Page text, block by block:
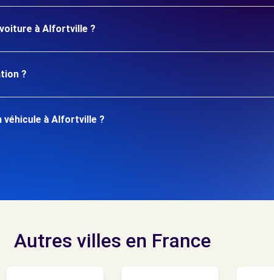
à Alfortville ?
?
véhicule à Alfortville ?
Autres villes en France